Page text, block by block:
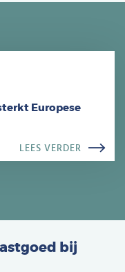
Europese
LEES VERDER
bij